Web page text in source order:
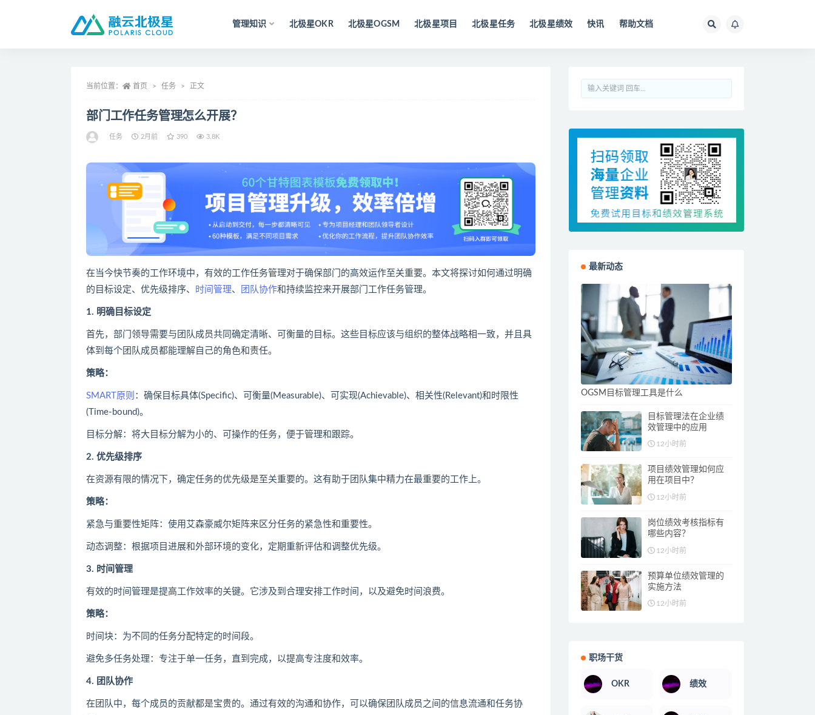
管理知识 北极星OKR 北极星OGSM 北极星项目 北极星任务 北极星绩效 快讯 帮助文档
当前位置： 首页 任务 正文
部门工作任务管理怎么开展？
任务 2月前 390 3.8K
在当今快节奏的工作环境中，有效的工作任务管理对于确保部门的高效运作至关重要。本文将探讨如何通过明确
的目标设定、优先级排序、
时间管理、 团队协作和持续监控来开展部门工作任务管理。
1. 明确目标设定
首先，部门领导需要与团队成员共同确定清晰、可衡量的目标。这些目标应该与组织的整体战略相一致，并且具
体到每个团队成员都能理解自己的角色和责任。
策略：
SMART原则 ：确保目标具体(Specific)、可衡量(Measurable)、可实现(Achievable)、相关性(Relevant)和时限性
(Time-bound)。
目标分解：将大目标分解为小的、可操作的任务，便于管理和跟踪。
2. 优先级排序
在资源有限的情况下，确定任务的优先级是至关重要的。这有助于团队集中精力在最重要的工作上。
策略：
紧急与重要性矩阵：使用艾森豪威尔矩阵来区分任务的紧急性和重要性。
动态调整：根据项目进展和外部环境的变化，定期重新评估和调整优先级。
3. 时间管理
有效的时间管理是提高工作效率的关键。它涉及到合理安排工作时间，以及避免时间浪费。
策略：
时间块：为不同的任务分配特定的时间段。
避免多任务处理：专注于单一任务，直到完成，以提高专注度和效率。
4. 团队协作
在团队中，每个成员的贡献都是宝贵的。通过有效的沟通和协作，可以确保团队成员之间的信息流通和任务协
最新动态
OGSM目标管理工具是什么
目标管理法在企业绩
效管理中的应用
12小时前
项目绩效管理如何应
用在项目中？
12小时前
岗位绩效考核指标有
哪些内容？
12小时前
预算单位绩效管理的
实施方法
12小时前
职场干货
OKR 绩效